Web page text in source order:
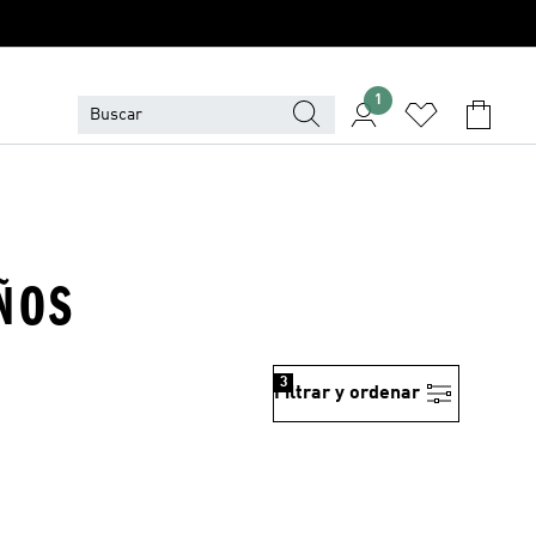
1
Filtrar y ordenar
3